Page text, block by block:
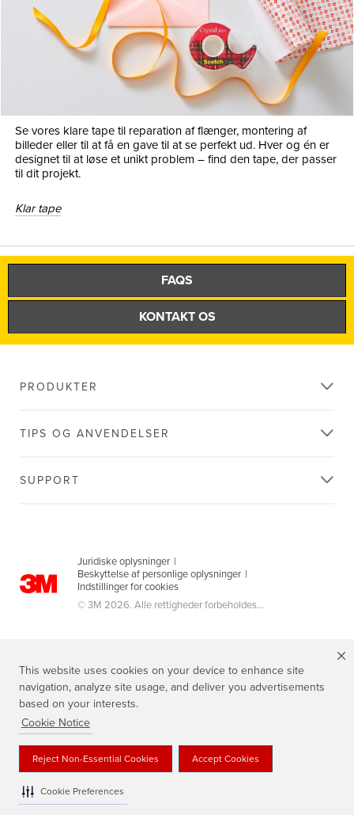
This website uses cookies on your device to enhance site
navigation, analyze site usage, and deliver you advertisements
based on your interests.
Cookie Notice
Reject Non-Essential Cookies Accept Cookies
Cookie Preferences
Se vores klare tape til reparation af flænger, montering af
billeder eller til at få en gave til at se perfekt ud. Hver og én er
designet til at løse et unikt problem – find den tape, der passer
til dit projekt.
Klar tape
FAQS
KONTAKT OS
PRODUKTER
TIPS OG ANVENDELSER
SUPPORT
Juridiske oplysninger |
Beskyttelse af personlige oplysninger |
Indstillinger for cookies
© 3M 2026. Alle rettigheder forbeholdes...
3M, Scotch®, Magic og Plaid Design er varemærker tilhørende 3M.